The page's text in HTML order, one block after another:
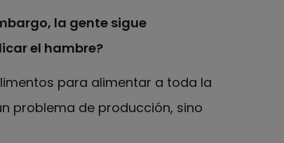
la gente sigue
el hambre?
para alimentar a toda la
problema de producción, sino